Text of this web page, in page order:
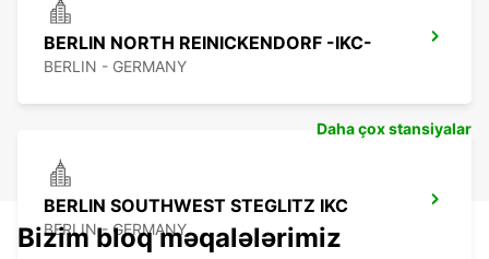
BERLIN NORTH REINICKENDORF -IKC-
BERLIN - GERMANY
BERLIN SOUTHWEST STEGLITZ IKC
BERLIN - GERMANY
Daha çox stansiyalar
Bizim bloq məqalələrimiz